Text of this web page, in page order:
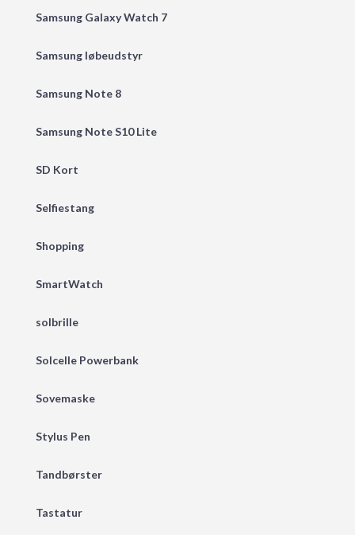
Samsung Galaxy Watch 7
Samsung løbeudstyr
Samsung Note 8
Samsung Note S10 Lite
SD Kort
Selfiestang
Shopping
SmartWatch
solbrille
Solcelle Powerbank
Sovemaske
Stylus Pen
Tandbørster
Tastatur